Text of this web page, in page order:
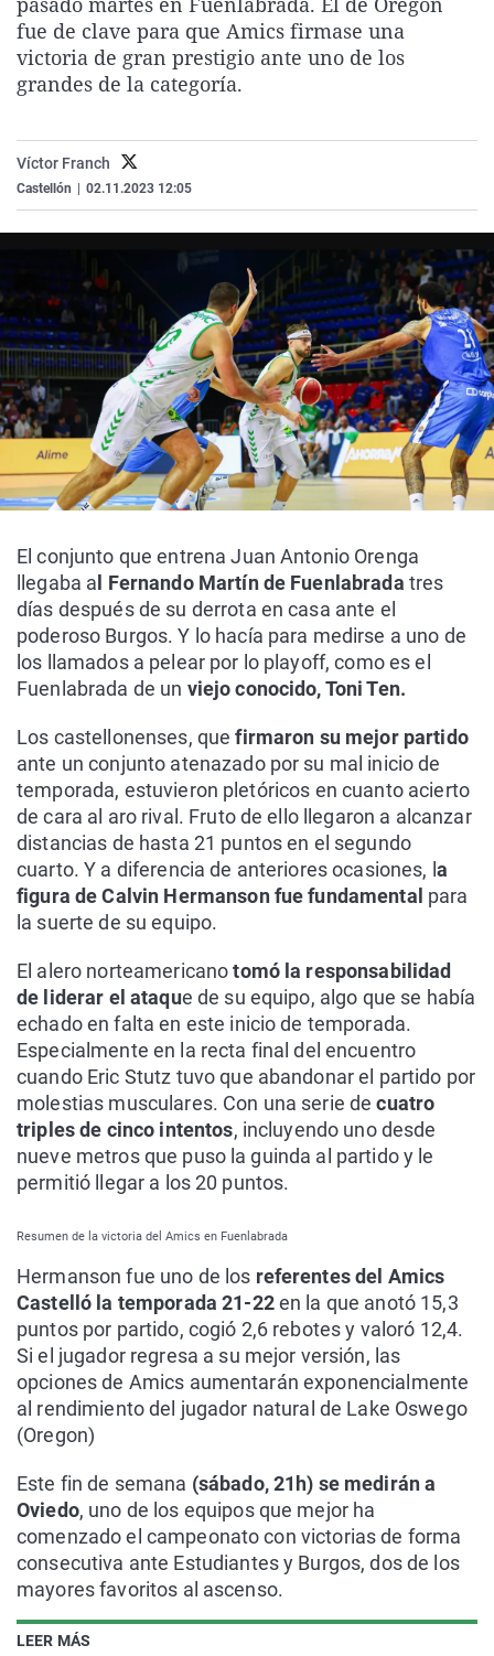
La rosa de los vientos
Gente viajera
Caso
Retornados
Extremadura
Galicia
Virales
Televisión
fue de clave para que Amics firmase una
victoria de gran prestigio ante uno de los
grandes de la categoría.
Víctor Franch
Castellón 02.11.2023 12:05
LEER MÁS
El conjunto que entrena Juan Antonio Orenga
llegaba a l Fernando Martín de Fuenlabrada tres
días después de su derrota en casa ante el
poderoso Burgos. Y lo hacía para medirse a uno de
los llamados a pelear por lo playoff, como es el
Fuenlabrada de un viejo conocido, Toni Ten.
Los castellonenses, que firmaron su mejor partido
ante un conjunto atenazado por su mal inicio de
temporada, estuvieron pletóricos en cuanto acierto
de cara al aro rival. Fruto de ello llegaron a alcanzar
distancias de hasta 21 puntos en el segundo
cuarto. Y a diferencia de anteriores ocasiones, l a
figura de Calvin Hermanson fue fundamental para
la suerte de su equipo.
El alero norteamericanotomó la responsabilidad
de liderar el ataque de su equipo, algo que se había
echado en falta en este inicio de temporada.
Especialmente en la recta final del encuentro
cuando Eric Stutz tuvo que abandonar el partido por
molestias musculares. Con una serie de cuatro
triples de cinco intentos, incluyendo uno desde
nueve metros que puso la guinda al partido y le
permitió llegar a los 20 puntos.
Resumen de la victoria del Amics en Fuenlabrada
Hermanson fue uno de los referentes del Amics
Castelló la temporada 21-22en la que anotó 15,3
puntos por partido, cogió 2,6 rebotes y valoró 12,4.
Si el jugador regresa a su mejor versión, las
opciones de Amics aumentarán exponencialmente
al rendimiento del jugador natural de Lake Oswego
(Oregon)
Este fin de semana (sábado, 21h) se medirán a
Oviedo, uno de los equipos que mejor ha
comenzado el campeonato con victorias de forma
consecutiva ante Estudiantes y Burgos, dos de los
mayores favoritos al ascenso.